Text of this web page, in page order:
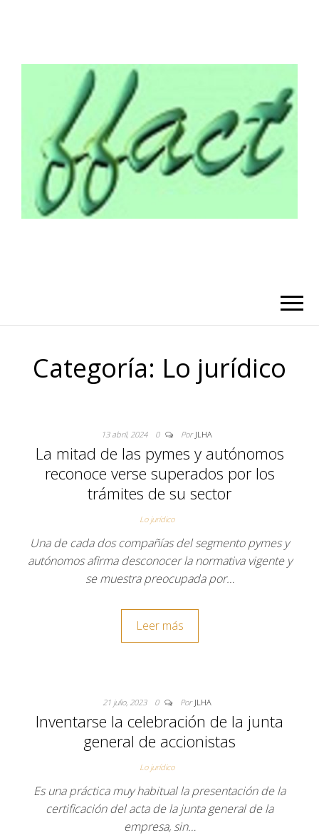
Categoría: Lo jurídico
13 abril, 2024 0 Por JLHA
La mitad de las pymes y autónomos
reconoce verse superados por los
trámites de su sector
Lo jurídico
Una de cada dos compañías del segmento pymes y
autónomos afirma desconocer la normativa vigente y
se muestra preocupada por…
Leer más
21 julio, 2023 0 Por JLHA
Inventarse la celebración de la junta
general de accionistas
Lo jurídico
Es una práctica muy habitual la presentación de la
certificación del acta de la junta general de la
empresa, sin…